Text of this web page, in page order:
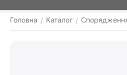
Головна / Каталог /